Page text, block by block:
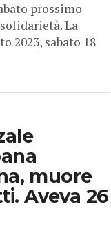
prossimo
La
2023, sabato 18
muore
Aveva 26